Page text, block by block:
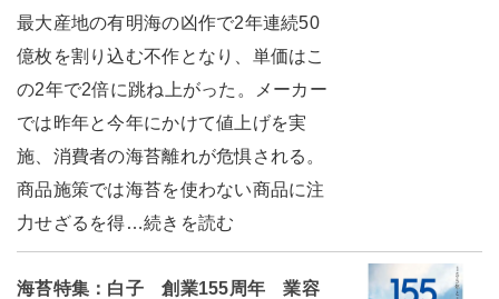
最大産地の有明海の凶作で2年連続50
億枚を割り込む不作となり、単価はこ
の2年で2倍に跳ね上がった。メーカー
では昨年と今年にかけて値上げを実
施、消費者の海苔離れが危惧される。
商品施策では海苔を使わない商品に注
力せざるを得…続きを読む
海苔特集：白子 創業155周年 業容